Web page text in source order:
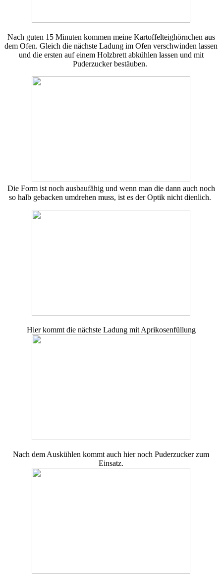
Nach guten 15 Minuten kommen meine Kartoffelteighörnchen aus
dem Ofen. Gleich die nächste Ladung im Ofen verschwinden lassen
und die ersten auf einem Holzbrett abkühlen lassen und mit
Puderzucker bestäuben.
Die Form ist noch ausbaufähig und wenn man die dann auch noch
so halb gebacken umdrehen muss, ist es der Optik nicht dienlich.
Hier kommt die nächste Ladung mit Aprikosenfüllung
Nach dem Auskühlen kommt auch hier noch Puderzucker zum
Einsatz.